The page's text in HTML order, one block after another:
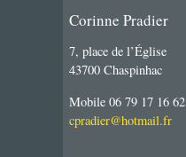
Corinne Pradier
7, place de l’Église
43700 Chaspinhac
Mobile 06 79 17 16 62
cpradier@hotmail.fr